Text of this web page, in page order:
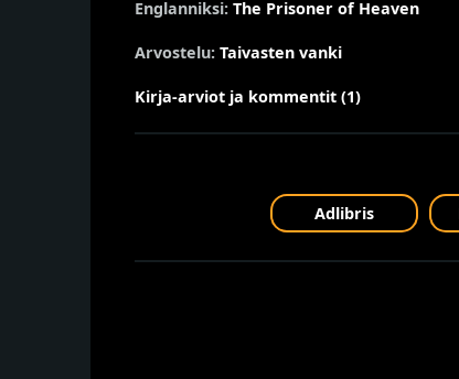
Englanniksi: The Prisoner of Heaven
Arvostelu: Taivasten vanki
Kirja-arviot ja kommentit (1)
Adlibris